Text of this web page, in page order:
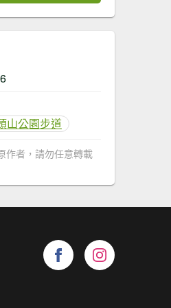
山公園步道
作者，請勿任意轉載